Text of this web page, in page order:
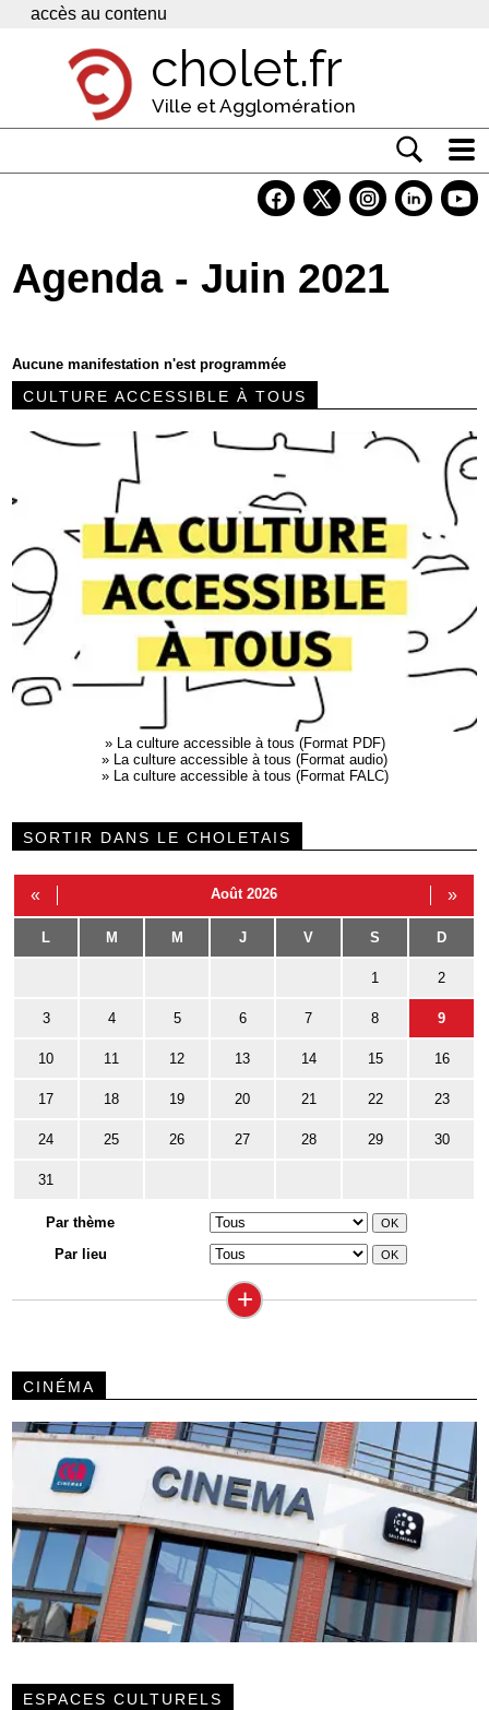
Panneau de gestion des cookies
accès au contenu
cholet.fr
Ville et Agglomération
Economie
Contacts
Agenda - Juin 2021
Aucune manifestation n'est programmée
CULTURE ACCESSIBLE À TOUS
»
La culture accessible à tous (Format PDF)
»
La culture accessible à tous (Format audio)
»
La culture accessible à tous (Format FALC)
SORTIR DANS LE CHOLETAIS
« Août 2026 »
L M M J V S D
1 2
3 4 5 6 7 8 9
10 11 12 13 14 15 16
17 18 19 20 21 22 23
24 25 26 27 28 29 30
31
Par thème
Par lieu
+
CINÉMA
ESPACES CULTURELS